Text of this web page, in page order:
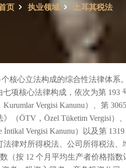
页 执业领域 土耳其税法
核心立法构成的综合性法律体系。
七项核心法律构成，依次为第 193
Vergisi Kanunu）、第
（ÖTV，Özel Tüketim Vergisi）
İntikal Vergisi Kanunu）以及第
法律对所得税法、公司所得税法
数（按 12 个月平均生产者价格指